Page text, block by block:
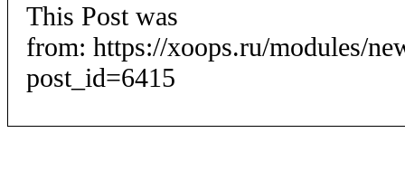
This Post was
from: https://xoops.ru/modules/
post_id=6415